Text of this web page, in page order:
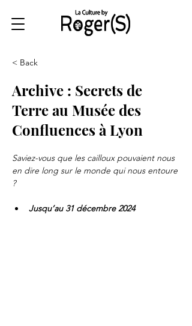
< Back
Archive : Secrets de
Terre au Musée des
Confluences à Lyon
Saviez-vous que les cailloux pouvaient nous
en dire long sur le monde qui nous entoure
?
Jusqu’au 31 décembre 2024